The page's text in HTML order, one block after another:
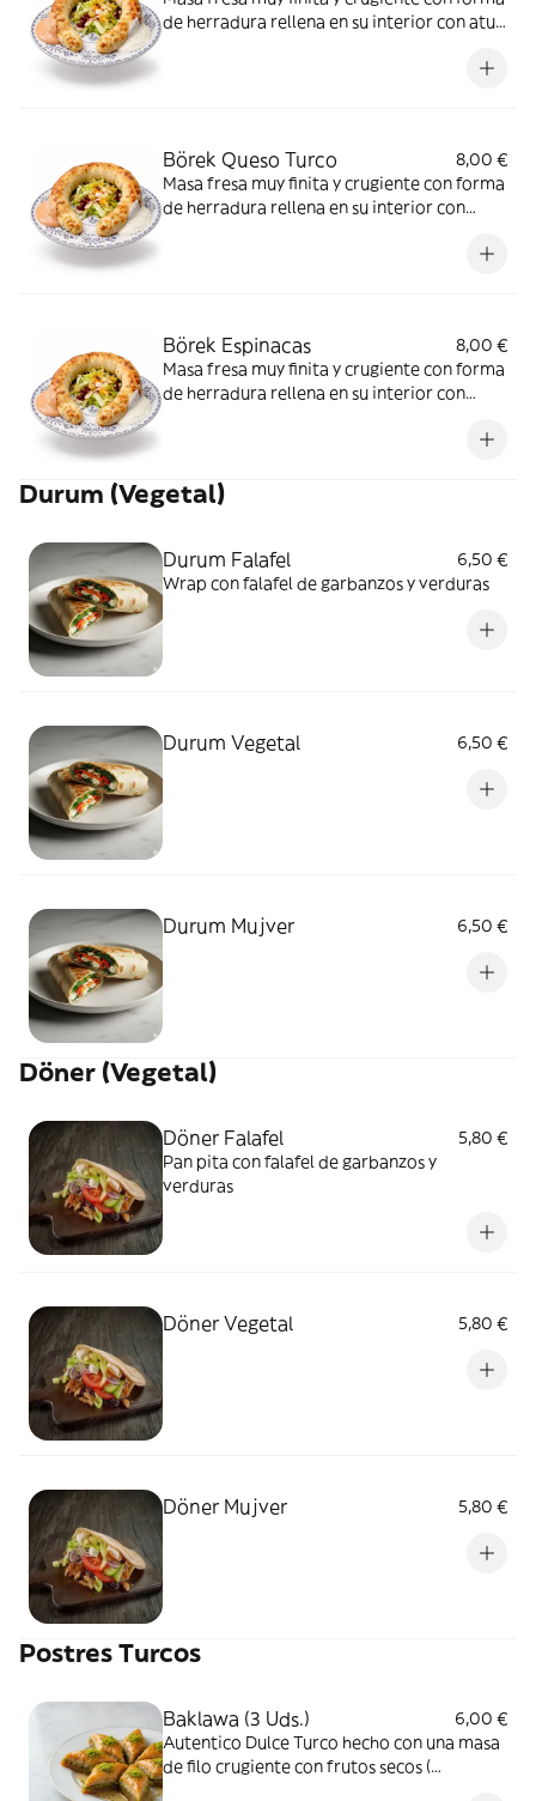
de herradura rellena en su interior con atun
verduras frescas y nuestra salsa de yogurt
Börek Queso Turco
8,00 €
Masa fresa muy finita y crugiente con forma
de herradura rellena en su interior con
mozarella y fuera de guarnición verduras
Börek Espinacas
8,00 €
Masa fresa muy finita y crugiente con forma
de herradura rellena en su interior con
Durum (Vegetal)
Durum Falafel
6,50 €
Wrap con falafel de garbanzos y verduras
Durum Vegetal 6,50 €
Durum Mujver 6,50 €
Döner (Vegetal)
Döner Falafel
5,80 €
Pan pita con falafel de garbanzos y
verduras
Döner Vegetal 5,80 €
Döner Mujver 5,80 €
Postres Turcos
Baklawa (3 Uds.)
6,00 €
Autentico Dulce Turco hecho con una masa
de filo crugiente con frutos secos (